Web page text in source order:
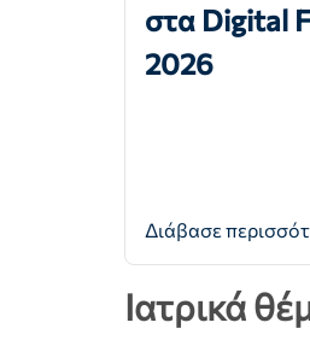
στα Digital
2026
Διάβασε
Ιατρικά